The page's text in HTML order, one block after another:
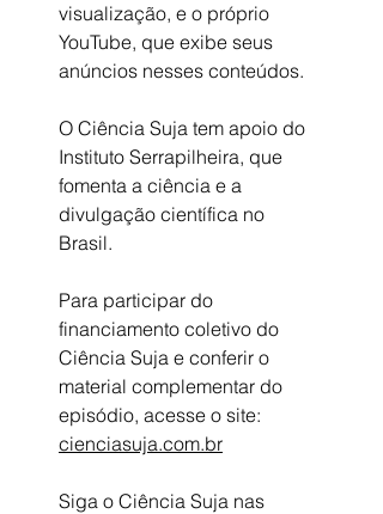
visualização, e o próprio
YouTube, que exibe seus
anúncios nesses conteúdos.
O Ciência Suja tem apoio do
Instituto Serrapilheira, que
fomenta a ciência e a
divulgação científica no
Brasil.
Para participar do
financiamento coletivo do
Ciência Suja e conferir o
material complementar do
episódio, acesse o site:
cienciasuja.com.br
Siga o Ciência Suja nas